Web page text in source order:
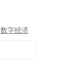
数字经济